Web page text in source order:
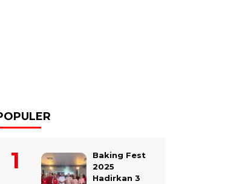
Baking Fest
2025
Hadirkan 3